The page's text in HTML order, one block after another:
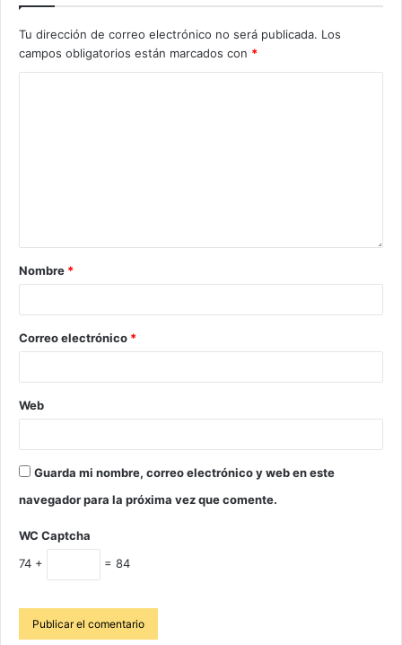
Tu dirección de correo electrónico no será publicada. Los
campos obligatorios están marcados con *
Nombre *
Correo electrónico *
Web
Guarda mi nombre, correo electrónico y web en este
navegador para la próxima vez que comente.
WC Captcha
74 +
= 84